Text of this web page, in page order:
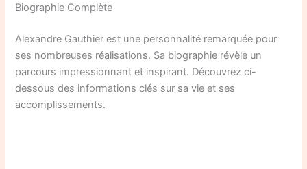
Biographie Complète
Alexandre Gauthier est une personnalité remarquée pour
ses nombreuses réalisations. Sa biographie révèle un
parcours impressionnant et inspirant. Découvrez ci-
dessous des informations clés sur sa vie et ses
accomplissements.